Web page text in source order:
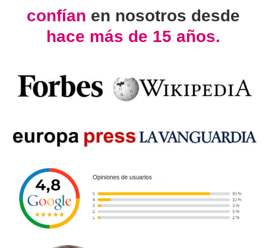
confían en nosotros desde
hace más de 15 años.